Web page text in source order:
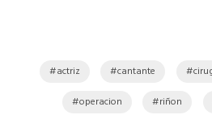
actriz cantante
operacion
riñon